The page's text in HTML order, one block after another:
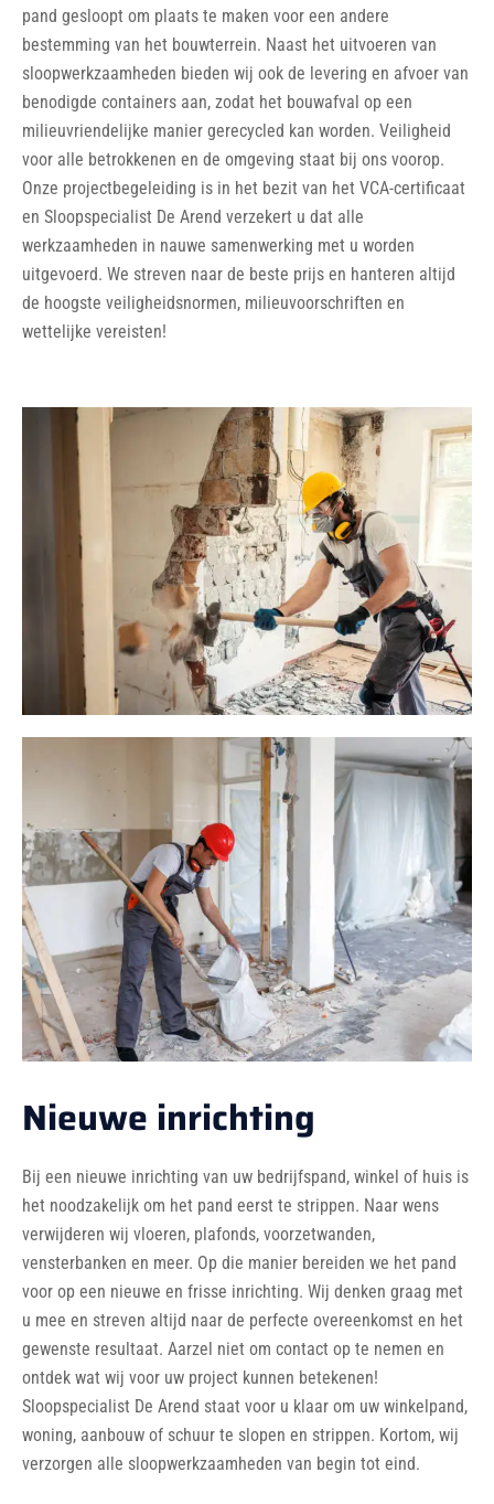
pand gesloopt om plaats te maken voor een andere
bestemming van het bouwterrein. Naast het uitvoeren van
sloopwerkzaamheden bieden wij ook de levering en afvoer van
benodigde containers aan, zodat het bouwafval op een
milieuvriendelijke manier gerecycled kan worden. Veiligheid
voor alle betrokkenen en de omgeving staat bij ons voorop.
Onze projectbegeleiding is in het bezit van het VCA-certificaat
en Sloopspecialist De Arend verzekert u dat alle
werkzaamheden in nauwe samenwerking met u worden
uitgevoerd. We streven naar de beste prijs en hanteren altijd
de hoogste veiligheidsnormen, milieuvoorschriften en
wettelijke vereisten!
Nieuwe inrichting
Bij een nieuwe inrichting van uw bedrijfspand, winkel of huis is
het noodzakelijk om het pand eerst te strippen. Naar wens
verwijderen wij vloeren, plafonds, voorzetwanden,
vensterbanken en meer. Op die manier bereiden we het pand
voor op een nieuwe en frisse inrichting. Wij denken graag met
u mee en streven altijd naar de perfecte overeenkomst en het
gewenste resultaat. Aarzel niet om contact op te nemen en
ontdek wat wij voor uw project kunnen betekenen!
Sloopspecialist De Arend staat voor u klaar om uw winkelpand,
woning, aanbouw of schuur te slopen en strippen. Kortom, wij
verzorgen alle sloopwerkzaamheden van begin tot eind.